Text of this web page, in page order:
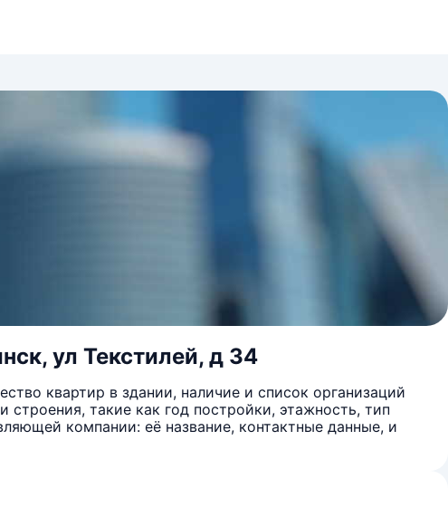
ул Текстилей, д 34
квартир в здании, наличие и список организаций
такие как год постройки, этажность, тип
компании: её название, контактные данные, и